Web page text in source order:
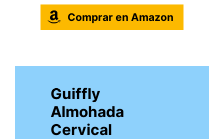
Comprar en Amazon
Guiffly
Almohada
Cervical